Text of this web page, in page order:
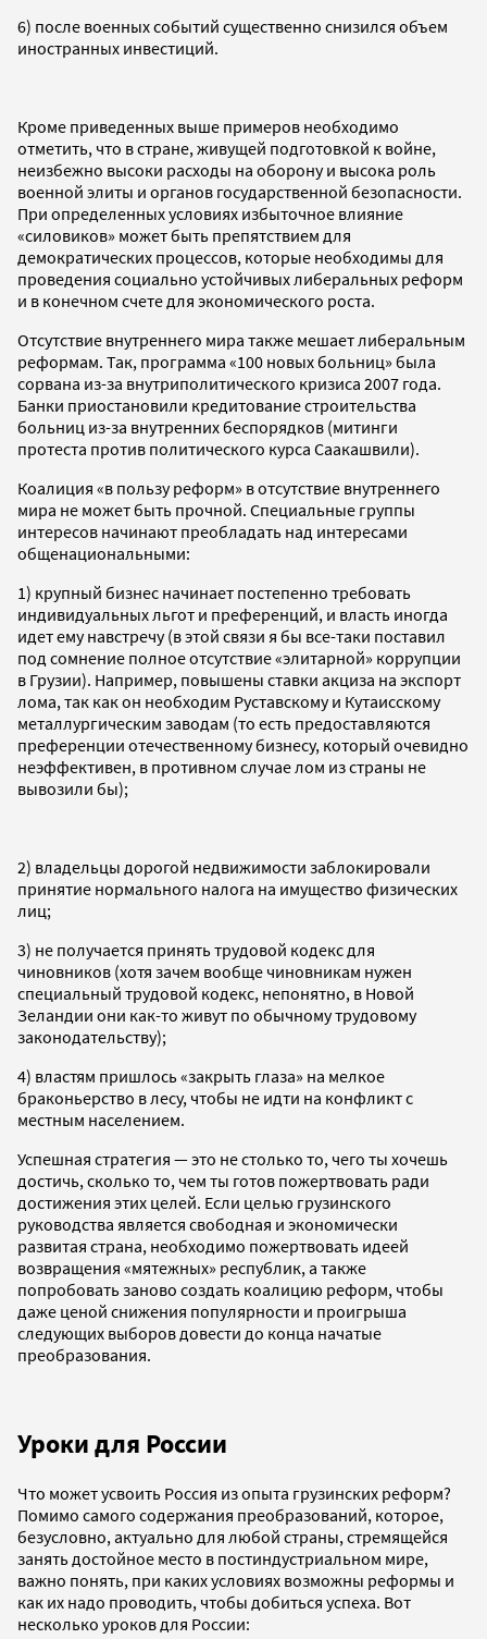
6) после военных событий существенно снизился объем
иностранных инвестиций.
Кроме приведенных выше примеров необходимо
отметить, что в стране, живущей подготовкой к войне,
неизбежно высоки расходы на оборону и высока роль
военной элиты и органов государственной безопасности.
При определенных условиях избыточное влияние
«силовиков» может быть препятствием для
демократических процессов, которые необходимы для
проведения социально устойчивых либеральных реформ
и в конечном счете для экономического роста.
Отсутствие внутреннего мира также мешает либеральным
реформам. Так, программа «100 новых больниц» была
сорвана из-за внутриполитического кризиса 2007 года.
Банки приостановили кредитование строительства
больниц из-за внутренних беспорядков (митинги
протеста против политического курса Саакашвили).
Коалиция «в пользу реформ» в отсутствие внутреннего
мира не может быть прочной. Специальные группы
интересов начинают преобладать над интересами
общенациональными:
1) крупный бизнес начинает постепенно требовать
индивидуальных льгот и преференций, и власть иногда
идет ему навстречу (в этой связи я бы все-таки поставил
под сомнение полное отсутствие «элитарной» коррупции
в Грузии). Например, повышены ставки акциза на экспорт
лома, так как он необходим Руставскому и Кутаисскому
металлургическим заводам (то есть предоставляются
преференции отечественному бизнесу, который очевидно
неэффективен, в противном случае лом из страны не
вывозили бы);
2) владельцы дорогой недвижимости заблокировали
принятие нормального налога на имущество физических
лиц;
3) не получается принять трудовой кодекс для
чиновников (хотя зачем вообще чиновникам нужен
специальный трудовой кодекс, непонятно, в Новой
Зеландии они как-то живут по обычному трудовому
законодательству);
4) властям пришлось «закрыть глаза» на мелкое
браконьерство в лесу, чтобы не идти на конфликт с
местным населением.
Успешная стратегия — это не столько то, чего ты хочешь
достичь, сколько то, чем ты готов пожертвовать ради
достижения этих целей. Если целью грузинского
руководства является свободная и экономически
развитая страна, необходимо пожертвовать идеей
возвращения «мятежных» республик, а также
попробовать заново создать коалицию реформ, чтобы
даже ценой снижения популярности и проигрыша
следующих выборов довести до конца начатые
преобразования.
Уроки для России
Что может усвоить Россия из опыта грузинских реформ?
Помимо самого содержания преобразований, которое,
безусловно, актуально для любой страны, стремящейся
занять достойное место в постиндустриальном мире,
важно понять, при каких условиях возможны реформы и
как их надо проводить, чтобы добиться успеха. Вот
несколько уроков для России: